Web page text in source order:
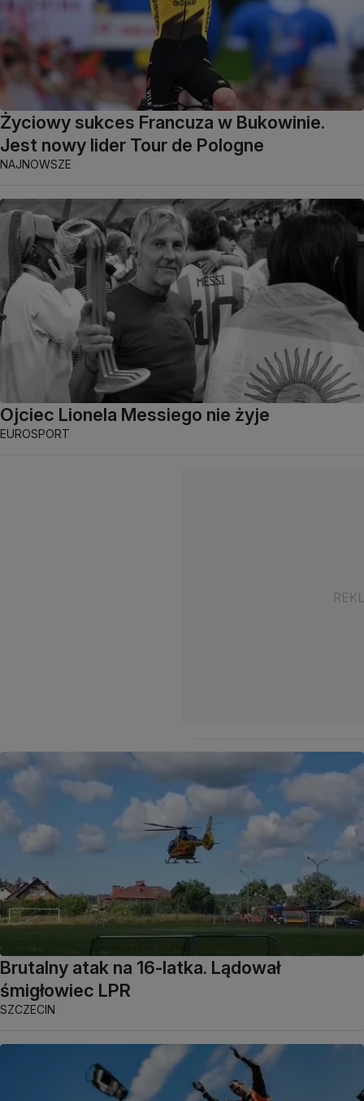
Życiowy sukces Francuza w Bukowinie.
Jest nowy lider Tour de Pologne
NAJNOWSZE
Ojciec Lionela Messiego nie żyje
EUROSPORT
Brutalny atak na 16-latka. Lądował
śmigłowiec LPR
SZCZECIN